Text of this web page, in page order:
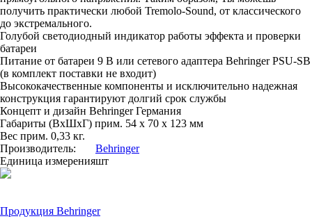
получить практически любой Tremolo-Sound, от классического
до экстремального.
Голубой светодиодный индикатор работы эффекта и проверки
батареи
Питание от батареи 9 В или сетевого адаптера Behringer PSU-SB
(в комплект поставки не входит)
Высококачественные компоненты и исключительно надежная
конструкция гарантируют долгий срок службы
Концепт и дизайн Behringer Германия
Габариты (ВхШхГ) прим. 54 x 70 x 123 мм
Вес прим. 0,33 кг.
Производитель:
Behringer
Единица измеренияшт
Продукция Behringer